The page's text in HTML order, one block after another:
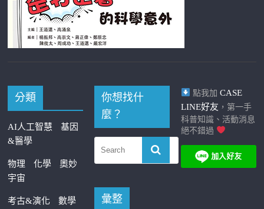
分類
AI人工智慧
基因
&醫學
物理 化學
奧妙
宇宙
考古&演化
數學
你想找什
麼？
彙整
點我加 CASE
LINE好友 ，第一手
科普知識、活動消息
絕不錯過